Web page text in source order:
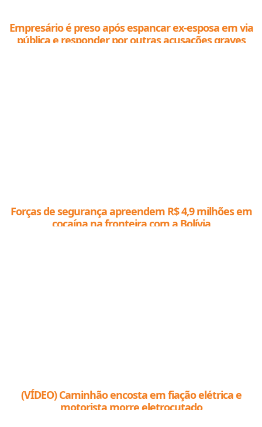
Empresário é preso após espancar ex-esposa em via
pública e responder por outras acusações graves
Forças de segurança apreendem R$ 4,9 milhões em
cocaína na fronteira com a Bolívia
(VÍDEO) Caminhão encosta em fiação elétrica e
motorista morre eletrocutado